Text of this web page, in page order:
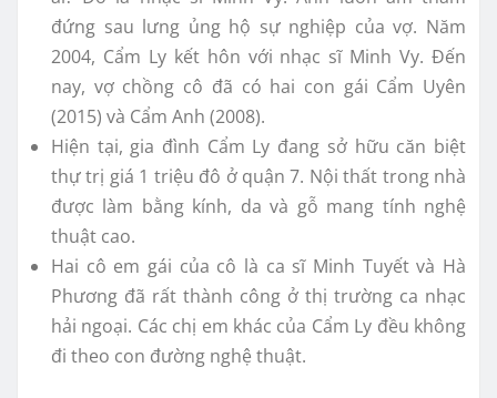
đứng sau lưng ủng hộ sự nghiệp của vợ. Năm
2004, Cẩm Ly kết hôn với nhạc sĩ Minh Vy. Đến
nay, vợ chồng cô đã có hai con gái Cẩm Uyên
(2015) và Cẩm Anh (2008).
Hiện tại, gia đình Cẩm Ly đang sở hữu căn biệt
thự trị giá 1 triệu đô ở quận 7. Nội thất trong nhà
được làm bằng kính, da và gỗ mang tính nghệ
thuật cao.
Hai cô em gái của cô là ca sĩ Minh Tuyết và Hà
Phương đã rất thành công ở thị trường ca nhạc
hải ngoại. Các chị em khác của Cẩm Ly đều không
đi theo con đường nghệ thuật.